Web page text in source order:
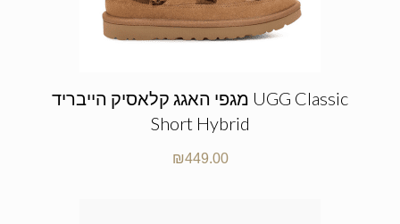
מגפי האגג קלאסיק הייבריד UGG Classic
Short Hybrid
₪449.00